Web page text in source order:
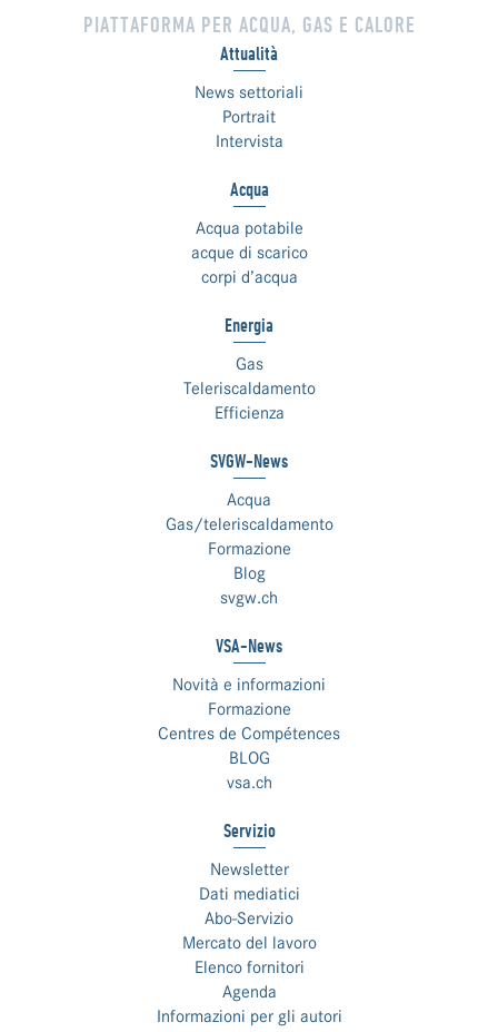
PIATTAFORMA PER ACQUA, GAS E CALORE
Attualità
News settoriali
Portrait
Intervista
Acqua
Acqua potabile
acque di scarico
corpi d’acqua
Energia
Gas
Teleriscaldamento
Efficienza
SVGW-News
Acqua
Gas/teleriscaldamento
Formazione
Blog
svgw.ch
VSA-News
Novità e informazioni
Formazione
Centres de Compétences
BLOG
vsa.ch
Servizio
Newsletter
Dati mediatici
Abo-Servizio
Mercato del lavoro
Elenco fornitori
Agenda
Informazioni per gli autori